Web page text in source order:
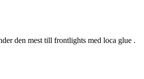
den mest till frontlights med loca glue .